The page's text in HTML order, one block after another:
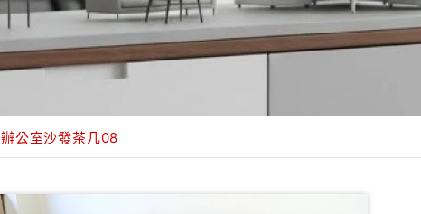
辦公室沙發茶几08